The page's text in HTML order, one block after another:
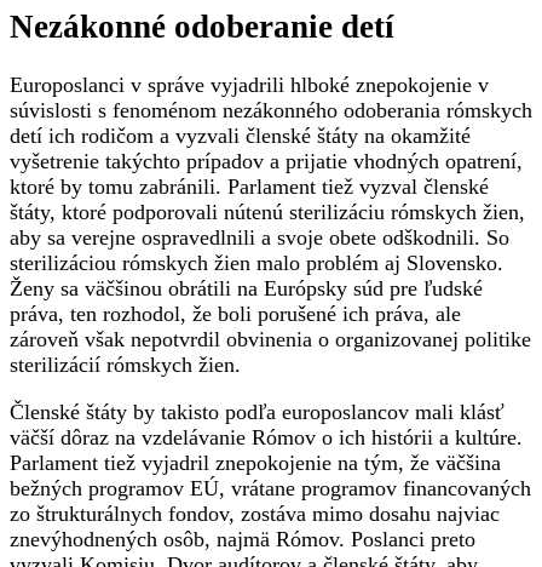
Nezákonné odoberanie detí
Europoslanci v správe vyjadrili hlboké znepokojenie v
súvislosti s fenoménom nezákonného odoberania rómskych
detí ich rodičom a vyzvali členské štáty na okamžité
vyšetrenie takýchto prípadov a prijatie vhodných opatrení,
ktoré by tomu zabránili. Parlament tiež vyzval členské
štáty, ktoré podporovali nútenú sterilizáciu rómskych žien,
aby sa verejne ospravedlnili a svoje obete odškodnili. So
sterilizáciou rómskych žien malo problém aj Slovensko.
Ženy sa väčšinou obrátili na Európsky súd pre ľudské
práva, ten rozhodol, že boli porušené ich práva, ale
zároveň však nepotvrdil obvinenia o organizovanej politike
sterilizácií rómskych žien.
Členské štáty by takisto podľa europoslancov mali klásť
väčší dôraz na vzdelávanie Rómov o ich histórii a kultúre.
Parlament tiež vyjadril znepokojenie na tým, že väčšina
bežných programov EÚ, vrátane programov financovaných
zo štrukturálnych fondov, zostáva mimo dosahu najviac
znevýhodnených osôb, najmä Rómov. Poslanci preto